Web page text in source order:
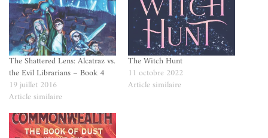
The Shattered Lens: Alcatraz vs.
the Evil Librarians – Book 4
19 juillet 2016
Article similaire
The Witch Hunt
11 octobre 2022
Article similaire